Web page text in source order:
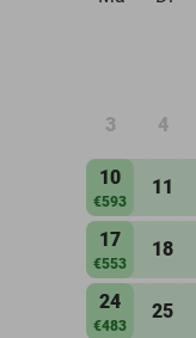
3 4
10
€593
11
17
€553
18
24
€483
25